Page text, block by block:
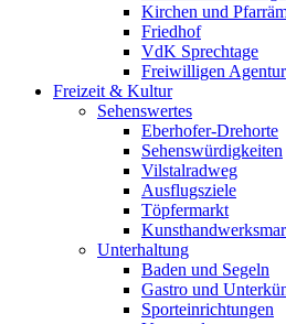
Kirchen und
Friedhof
VdK Sprechtage
Freiwilligen Agentur
Freizeit & Kultur
Sehenswertes
Eberhofer-Drehorte
Sehenswürdigkeiten
Vilstalradweg
Ausflugsziele
Töpfermarkt
Unterhaltung
Baden und Segeln
Gastro und
Sporteinrichtungen